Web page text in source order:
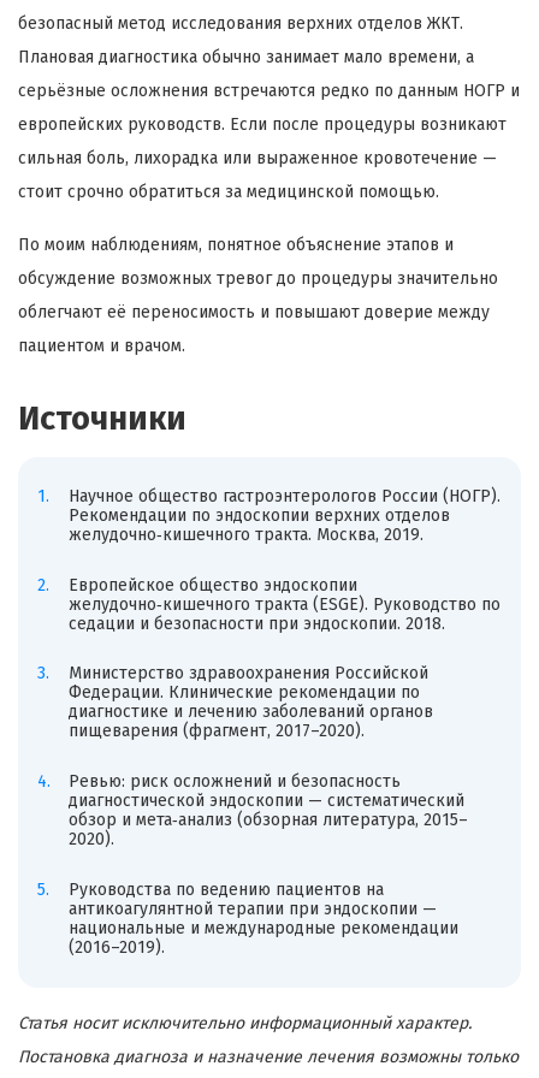
безопасный метод исследования верхних отделов ЖКТ.
Плановая диагностика обычно занимает мало времени, а
серьёзные осложнения встречаются редко по данным НОГР и
европейских руководств. Если после процедуры возникают
сильная боль, лихорадка или выраженное кровотечение —
стоит срочно обратиться за медицинской помощью.
По моим наблюдениям, понятное объяснение этапов и
обсуждение возможных тревог до процедуры значительно
облегчают её переносимость и повышают доверие между
пациентом и врачом.
Источники
Научное общество гастроэнтерологов России (НОГР).
Рекомендации по эндоскопии верхних отделов
желудочно‑кишечного тракта. Москва, 2019.
Европейское общество эндоскопии
желудочно‑кишечного тракта (ESGE). Руководство по
седации и безопасности при эндоскопии. 2018.
Министерство здравоохранения Российской
Федерации. Клинические рекомендации по
диагностике и лечению заболеваний органов
пищеварения (фрагмент, 2017–2020).
Ревью: риск осложнений и безопасность
диагностической эндоскопии — систематический
обзор и мета‑анализ (обзорная литература, 2015–
2020).
Руководства по ведению пациентов на
антикоагулянтной терапии при эндоскопии —
национальные и международные рекомендации
(2016–2019).
Статья носит исключительно информационный характер.
Постановка диагноза и назначение лечения возможны только